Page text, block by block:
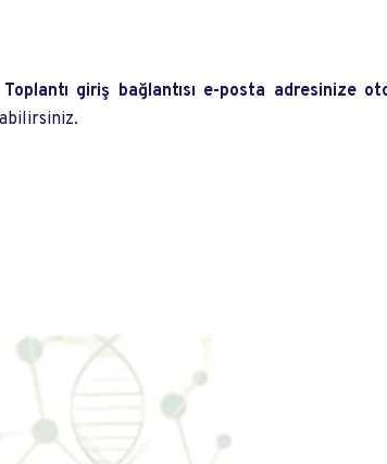
Toplantı giriş bağlantısı e-posta adresinize